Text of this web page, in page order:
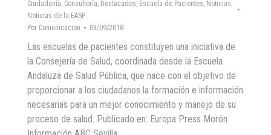
Ciudadanía, Consultoría, Destacados, Escuela de Pacientes, Noticias,
Noticias de la EASP
Por Comunicacion 03/09/2018
Las escuelas de pacientes constituyen una iniciativa de
la Consejería de Salud, coordinada desde la Escuela
Andaluza de Salud Pública, que nace con el objetivo de
proporcionar a los ciudadanos la formación e información
necesarias para un mejor conocimiento y manejo de su
proceso de salud. Publicado en: Europa Press Morón